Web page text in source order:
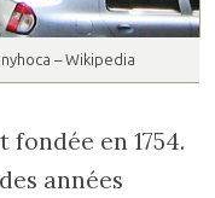
– Wikipedia
fondée en 1754.
années